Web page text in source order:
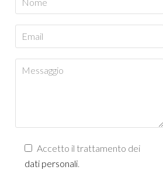
Accetto il trattamento dei
dati personali.